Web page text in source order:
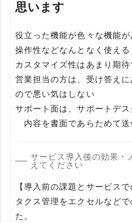
思います
役立った機能が色々な機能が
操作性などなんとなく使える
カスタマイズ性はあまり期待
営業担当の方は、受け答え
ので悪い気はしない
サポート面は、サポートデ
内容を書面であらためて送
サービス導入後の効果・
えてください
【導入前の課題とサービスで
タクス管理をエクセルなど
た。